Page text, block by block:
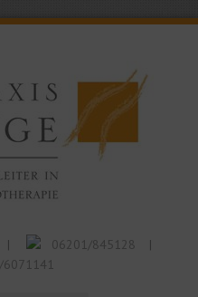
| 06201/845128 |